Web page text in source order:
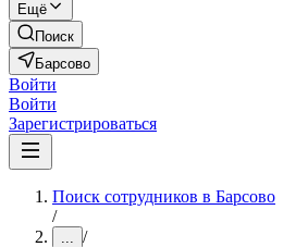
Ещё
Поиск
Барсово
Войти
Войти
Зарегистрироваться
Поиск сотрудников в Барсово
/
... /